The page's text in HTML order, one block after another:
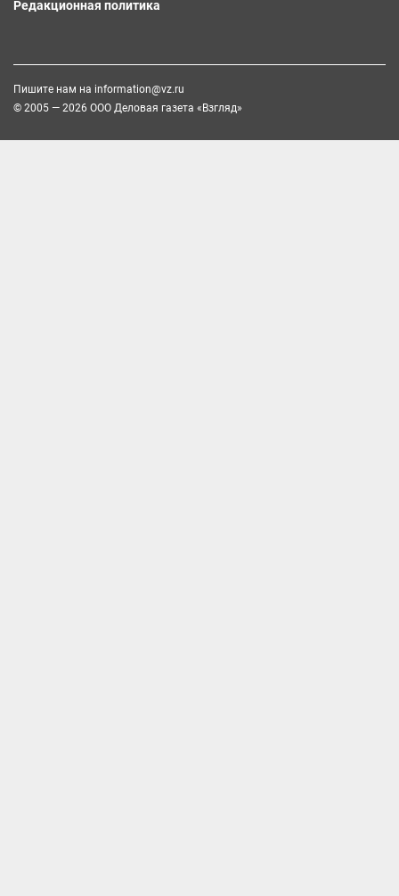
Редакционная политика
Пишите нам на information@vz.ru
© 2005 — 2026 ООО Деловая газета «Взгляд»